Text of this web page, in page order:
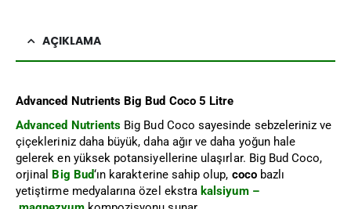
AÇIKLAMA
Advanced Nutrients Big Bud Coco 5 Litre
Advanced Nutrients Big Bud Coco sayesinde sebzeleriniz ve
çiçekleriniz daha büyük, daha ağır ve daha yoğun hale
gelerek en yüksek potansiyellerine ulaşırlar. Big Bud Coco,
orjinal Big Bud‘ın karakterine sahip olup, cocobazlı
yetiştirme medyalarına özel ekstra kalsiyum –